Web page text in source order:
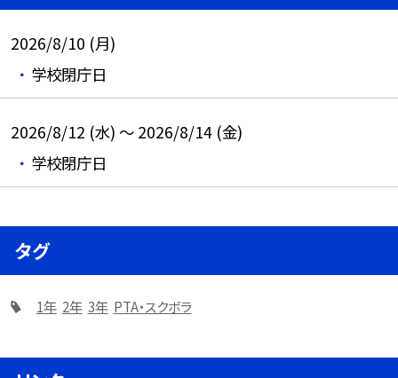
2026/8/10 (月)
学校閉庁日
2026/8/12 (水) ～ 2026/8/14 (金)
学校閉庁日
タグ
1年 2年 3年 PTA・スクボラ